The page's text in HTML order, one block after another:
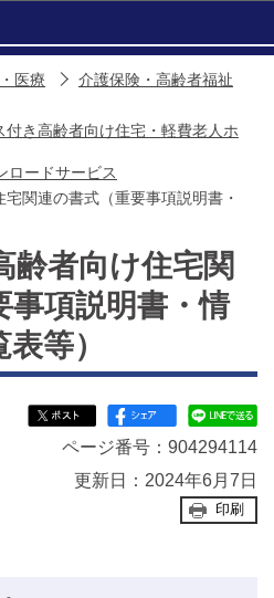
医療
介護保険・高齢者福祉
き高齢者向け住宅・軽費老人ホ
ロードサービス
関連の書式（重要事項説明書・
齢者向け住宅関
事項説明書・情
等）
ページ番号：904294114
更新日：2024年6月7日
印刷